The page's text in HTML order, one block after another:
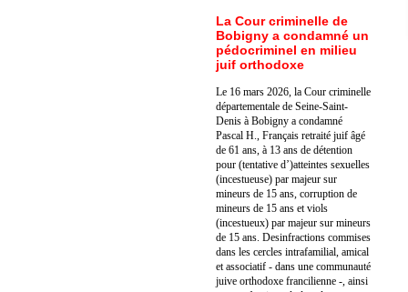
La Cour criminelle de
Bobigny a condamné un
pédocriminel en milieu
juif orthodoxe
Le 16 mars 2026, la Cour criminelle
départementale de Seine-Saint-
Denis à Bobigny a condamné
Pascal H., Français retraité juif âgé
de 61 ans, à 13 ans de détention
pour (tentative d’)atteintes sexuelles
(incestueuse) par majeur sur
mineurs de 15 ans, corruption de
mineurs de 15 ans et viols
(incestueux) par majeur sur mineurs
de 15 ans. Desinfractions commises
dans les cercles intrafamilial, amical
et associatif - dans une communauté
juive orthodoxe francilienne -, ainsi